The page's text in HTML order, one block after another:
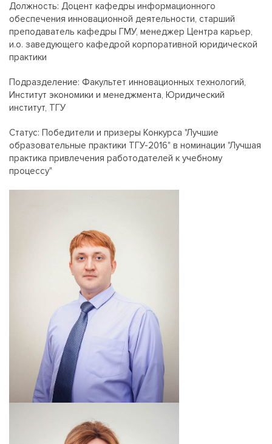
Должность: Доцент кафедры информационного
обеспечения инновационной деятельности, старший
преподаватель кафедры ГМУ, менеджер Центра карьер,
и.о. заведующего кафедрой корпоративной юридической
практики
Подразделение: Факультет инновационных технологий,
Институт экономики и менеджмента, Юридический
институт, ТГУ
Статус: Победители и призеры Конкурса "Лучшие
образовательные практики ТГУ-2016" в номинации "Лучшая
практика привлечения работодателей к учебному
процессу"